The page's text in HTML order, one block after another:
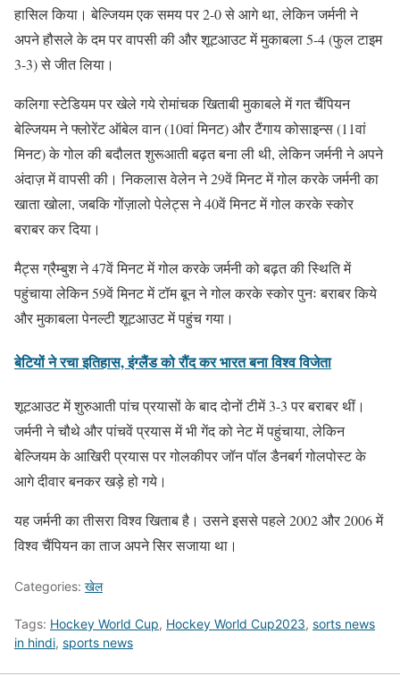
हासिल किया। बेल्जियम एक समय पर 2-0 से आगे था, लेकिन जर्मनी ने
अपने हौसले के दम पर वापसी की और शूटआउट में मुकाबला 5-4 (फुल टाइम
3-3) से जीत लिया।
कलिगा स्टेडियम पर खेले गये रोमांचक खिताबी मुकाबले में गत चैंपियन
बेल्जियम ने फ्लोरेंट ऑबेल वान (10वां मिनट) और टैंगाय कोसाइन्स (11वां
मिनट) के गोल की बदौलत शुरूआती बढ़त बना ली थी, लेकिन जर्मनी ने अपने
अंदाज़ में वापसी की। निकलास वेलेन ने 29वें मिनट में गोल करके जर्मनी का
खाता खोला, जबकि गोंज़ालो पेलेट्स ने 40वें मिनट में गोल करके स्कोर
बराबर कर दिया।
मैट्स ग्रैम्बुश ने 47वें मिनट में गोल करके जर्मनी को बढ़त की स्थिति में
पहुंचाया लेकिन 59वें मिनट में टॉम बून ने गोल करके स्कोर पुनः बराबर किये
और मुकाबला पेनल्टी शूटआउट में पहुंच गया।
बेटियों ने रचा इतिहास, इंग्लैंड को रौंद कर भारत बना विश्व विजेता
शूटआउट में शुरुआती पांच प्रयासों के बाद दोनों टीमें 3-3 पर बराबर थीं।
जर्मनी ने चौथे और पांचवें प्रयास में भी गेंद को नेट में पहुंचाया, लेकिन
बेल्जियम के आखिरी प्रयास पर गोलकीपर जॉन पॉल डैनबर्ग गोलपोस्ट के
आगे दीवार बनकर खड़े हो गये।
यह जर्मनी का तीसरा विश्व खिताब है। उसने इससे पहले 2002 और 2006 में
विश्व चैंपियन का ताज अपने सिर सजाया था।
Categories: खेल
Tags: Hockey World Cup, Hockey World Cup2023, sorts news
in hindi, sports news